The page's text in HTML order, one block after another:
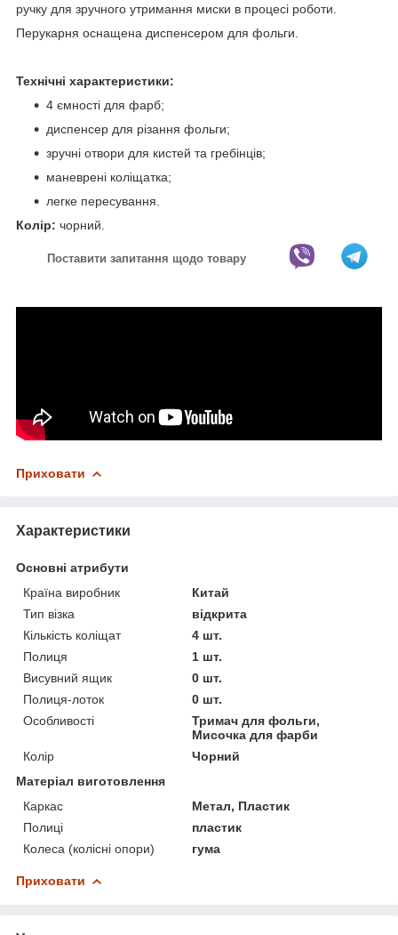
ручку для зручного утримання миски в процесі роботи.
Перукарня оснащена диспенсером для фольги.
Технічні характеристики:
4 ємності для фарб;
диспенсер для різання фольги;
зручні отвори для кистей та гребінців;
маневрені коліщатка;
легке пересування.
Колір: чорний.
Поставити запитання щодо товару
Приховати
Характеристики
Основні атрибути
Країна виробник
Китай
Тип візка
відкрита
Кількість коліщат
4 шт.
Полиця
1 шт.
Висувний ящик
0 шт.
Полиця-лоток
0 шт.
Особливості
Тримач для фольги,
Мисочка для фарби
Колір
Чорний
Матеріал виготовлення
Каркас
Метал, Пластик
Полиці
пластик
Колеса (колісні опори)
гума
Приховати